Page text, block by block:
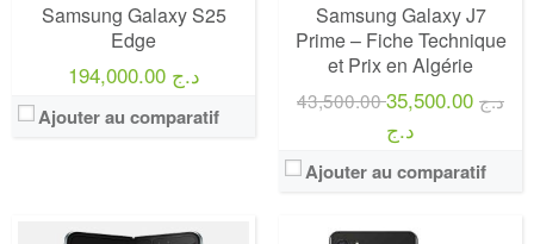
Samsung Galaxy S25
Edge
194,000.00 د.ج
Ajouter au comparatif
Samsung Galaxy J7
Prime – Fiche Technique
et Prix en Algérie
43,500.00 د.ج 35,500.00
د.ج
Ajouter au comparatif